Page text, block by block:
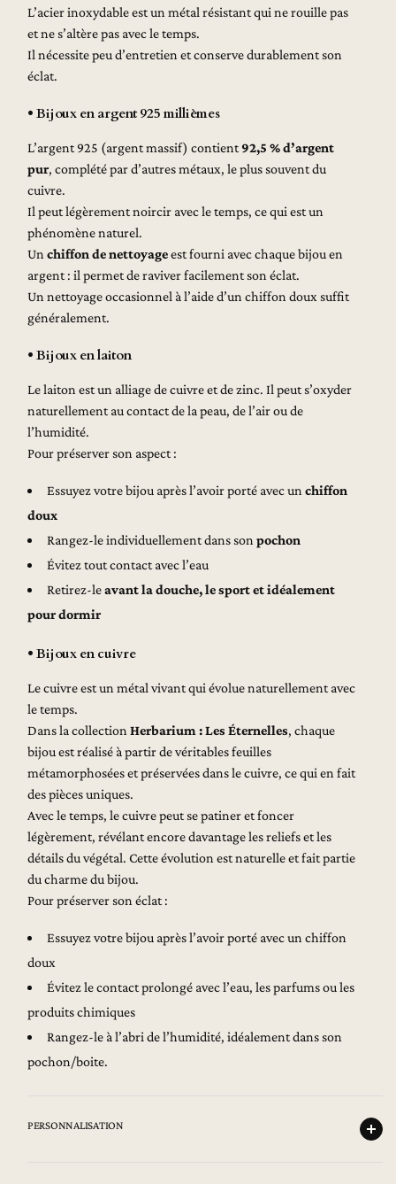
L’acier inoxydable est un métal résistant qui ne rouille pas
et ne s’altère pas avec le temps.
Il nécessite peu d’entretien et conserve durablement son
éclat.
• Bijoux en argent 925 millièmes
L’argent 925 (argent massif) contient 92,5 % d’argent
pur, complété par d’autres métaux, le plus souvent du
cuivre.
Il peut légèrement noircir avec le temps, ce qui est un
phénomène naturel.
Un chiffon de nettoyageest fourni avec chaque bijou en
argent : il permet de raviver facilement son éclat.
Un nettoyage occasionnel à l’aide d’un chiffon doux suffit
généralement.
• Bijoux en laiton
Le laiton est un alliage de cuivre et de zinc. Il peut s’oxyder
naturellement au contact de la peau, de l’air ou de
l’humidité.
Pour préserver son aspect :
Essuyez votre bijou après l’avoir porté avec un chiffon
doux
Rangez-le individuellement dans son pochon
Évitez tout contact avec l’eau
Retirez-leavant la douche, le sport et idéalement
pour dormir
• Bijoux en cuivre
Le cuivre est un métal vivant qui évolue naturellement avec
le temps.
Dans la collection Herbarium : Les Éternelles, chaque
bijou est réalisé à partir de véritables feuilles
métamorphosées et préservées dans le cuivre, ce qui en fait
des pièces uniques.
Avec le temps, le cuivre peut se patiner et foncer
légèrement, révélant encore davantage les reliefs et les
détails du végétal. Cette évolution est naturelle et fait partie
du charme du bijou.
Pour préserver son éclat :
Essuyez votre bijou après l’avoir porté avec un chiffon
doux
Évitez le contact prolongé avec l’eau, les parfums ou les
produits chimiques
Rangez-le à l’abri de l’humidité, idéalement dans son
pochon/boite.
PERSONNALISATION